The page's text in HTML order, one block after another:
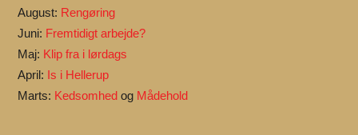
August: Rengøring
Juni: Fremtidigt arbejde?
Maj: Klip fra i lørdags
April: Is i Hellerup
Marts: Kedsomhed og Mådehold